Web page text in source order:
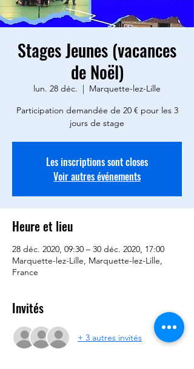
Stages Jeunes (vacances
de Noël)
lun. 28 déc.
  |
Marquette-lez-Lille
Participation demandée de 20 € pour les 3
jours de stage
Les inscriptions sont closes
Voir autres événements
Heure et lieu
28 déc. 2020, 09:30 – 30 déc. 2020, 17:00
Marquette-lez-Lille, Marquette-lez-Lille,
France
Invités
+ 3 autres invités